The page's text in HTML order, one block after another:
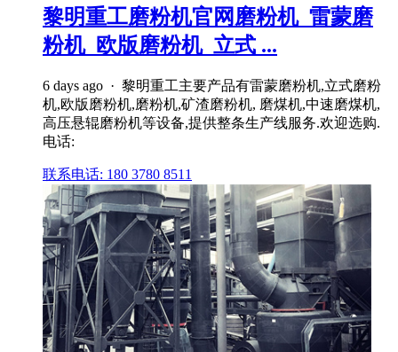
黎明重工磨粉机官网磨粉机_雷蒙磨
粉机_欧版磨粉机_立式 ...
6 days ago · 黎明重工主要产品有雷蒙磨粉机,立式磨粉
机,欧版磨粉机,磨粉机,矿渣磨粉机, 磨煤机,中速磨煤机,
高压悬辊磨粉机等设备,提供整条生产线服务.欢迎选购.
电话:
联系电话: 180 3780 8511